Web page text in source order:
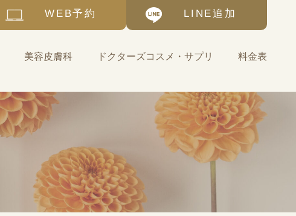
WEB予約 LINE追加
美容皮膚科 ドクターズコスメ・サプリ
基礎化粧品
ゼオスキンヘルス-自宅
で始める美肌治療
サプリメント・その他
料金表